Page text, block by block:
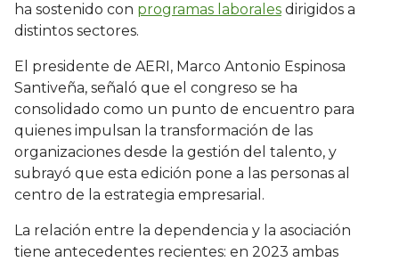
ha sostenido con programas laborales dirigidos a
distintos sectores.
El presidente de AERI, Marco Antonio Espinosa
Santiveña, señaló que el congreso se ha
consolidado como un punto de encuentro para
quienes impulsan la transformación de las
organizaciones desde la gestión del talento, y
subrayó que esta edición pone a las personas al
centro de la estrategia empresarial.
La relación entre la dependencia y la asociación
tiene antecedentes recientes: en 2023 ambas